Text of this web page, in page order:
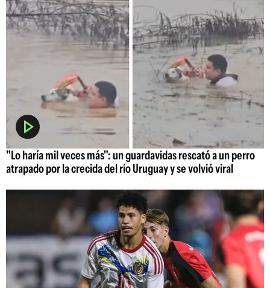
"Lo haría mil veces más": un guardavidas rescató a un perro
atrapado por la crecida del río Uruguay y se volvió viral